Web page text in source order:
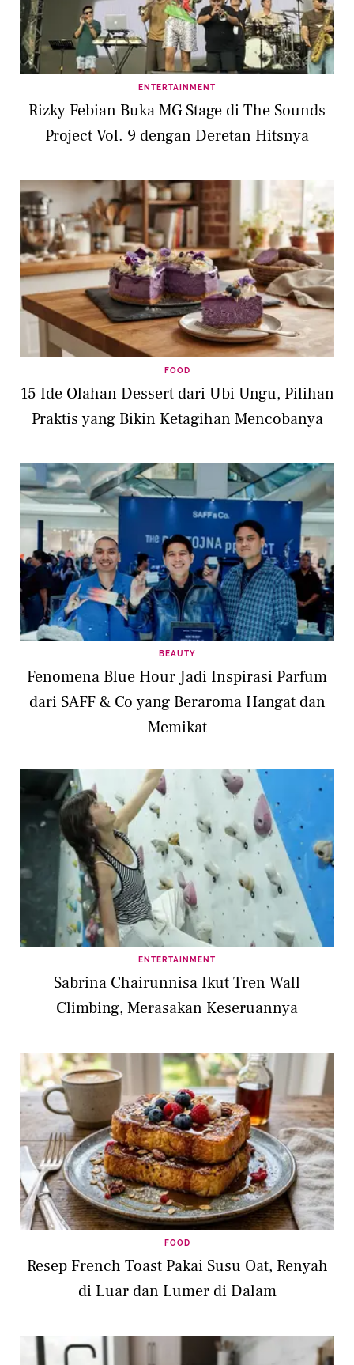
ENTERTAINMENT
Rizky Febian Buka MG Stage di The Sounds
Project Vol. 9 dengan Deretan Hitsnya
FOOD
15 Ide Olahan Dessert dari Ubi Ungu, Pilihan
Praktis yang Bikin Ketagihan Mencobanya
BEAUTY
Fenomena Blue Hour Jadi Inspirasi Parfum
dari SAFF & Co yang Beraroma Hangat dan
Memikat
ENTERTAINMENT
Sabrina Chairunnisa Ikut Tren Wall
Climbing, Merasakan Keseruannya
FOOD
Resep French Toast Pakai Susu Oat, Renyah
di Luar dan Lumer di Dalam